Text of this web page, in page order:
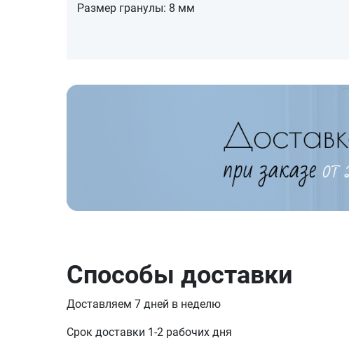
Размер гранулы: 8 мм
Способы доставки
Доставляем 7 дней в неделю
Срок доставки 1-2 рабочих дня